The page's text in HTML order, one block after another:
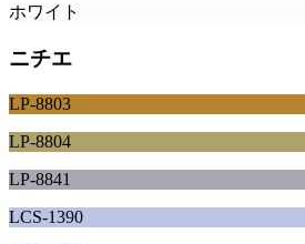
ホワイト
ニチエ
LP-8803
LP-8804
LP-8841
LCS-1390